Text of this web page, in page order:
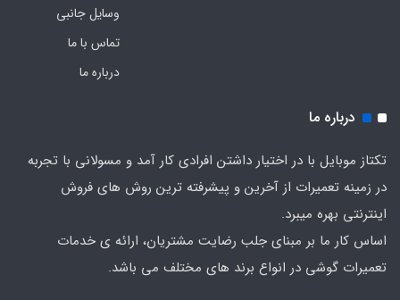
وسایل جانبی
تماس با ما
درباره ما
درباره ما
تکتاز موبایل با در اختیار داشتن افرادی کار آمد و مسولانی با تجربه
در زمینه تعمیرات از آخرین و پیشرفته ترین روش های فروش
اینترنتی بهره میبرد.
اساس کار ما بر مبنای جلب رضایت مشتریان، ارائه ی خدمات
تعمیرات گوشی در انواع برند های مختلف می باشد.